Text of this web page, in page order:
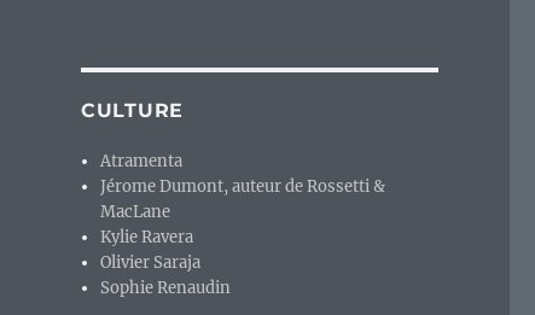
CULTURE
Atramenta
Jérome Dumont, auteur de Rossetti &
MacLane
Kylie Ravera
Olivier Saraja
Sophie Renaudin